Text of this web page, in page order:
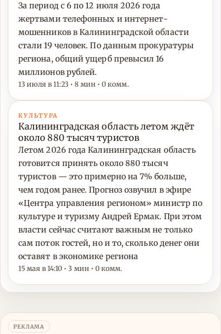
За период с 6 по 12 июля 2026 года
жертвами телефонных и интернет-
мошенников в Калининградской области
стали 19 человек. По данным прокуратуры
региона, общий ущерб превысил 16
миллионов рублей.
13 июля в 11:23 • 8 мин • 0 комм.
КУЛЬТУРА
Калининградская область летом ждёт
около 880 тысяч туристов
Летом 2026 года Калининградская область
готовится принять около 880 тысяч
туристов — это примерно на 7% больше,
чем годом ранее. Прогноз озвучил в эфире
«Центра управления регионом» министр по
культуре и туризму Андрей Ермак. При этом
власти сейчас считают важным не только
сам поток гостей, но и то, сколько денег они
оставят в экономике региона
15 мая в 14:10 • 3 мин • 0 комм.
РЕКЛАМА